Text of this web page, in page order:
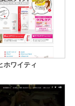
ホワイティ